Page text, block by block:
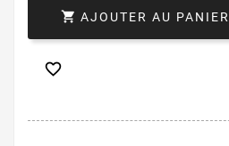
 AJOUTER AU PANIER
